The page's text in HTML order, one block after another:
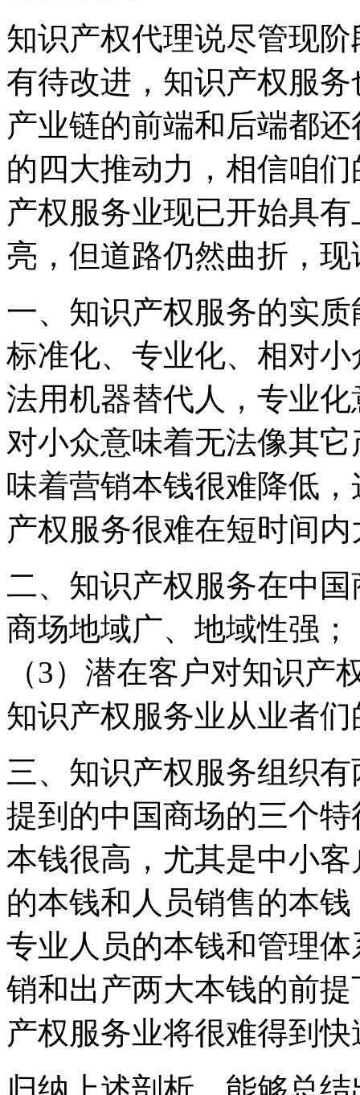
知识产权代理说尽管现
有待改进，知识产权服
产业链的前端和后端都
的四大推动力，相信咱
产权服务业现已开始具
亮，但道路仍然曲折，
一、知识产权服务的实
标准化、专业化、相对
法用机器替代人，专业
对小众意味着无法像其
味着营销本钱很难降低
产权服务很难在短时间
二、知识产权服务在中
商场地域广、地域性强
（3）潜在客户对知识
知识产权服务业从业者
三、知识产权服务组织
提到的中国商场的三个
本钱很高，尤其是中小
的本钱和人员销售的本
专业人员的本钱和管理
销和出产两大本钱的前
产权服务业将很难得到